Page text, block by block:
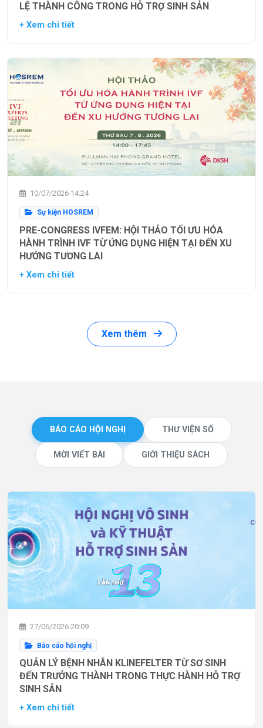
LỆ THÀNH CÔNG TRONG HỖ TRỢ SINH SẢN
+ Xem chi tiết
10/07/2026 14:24
Sự kiện HOSREM
PRE-CONGRESS IVFEM: HỘI THẢO TỐI ƯU HÓA
HÀNH TRÌNH IVF TỪ ỨNG DỤNG HIỆN TẠI ĐẾN XU
HƯỚNG TƯƠNG LAI
+ Xem chi tiết
Xem thêm
BÁO CÁO HỘI NGHỊ THƯ VIỆN SỐ
MỜI VIẾT BÀI GIỚI THIỆU SÁCH
27/06/2026 20:09
Báo cáo hội nghị
QUẢN LÝ BỆNH NHÂN KLINEFELTER TỪ SƠ SINH
ĐẾN TRƯỞNG THÀNH TRONG THỰC HÀNH HỖ TRỢ
SINH SẢN
+ Xem chi tiết